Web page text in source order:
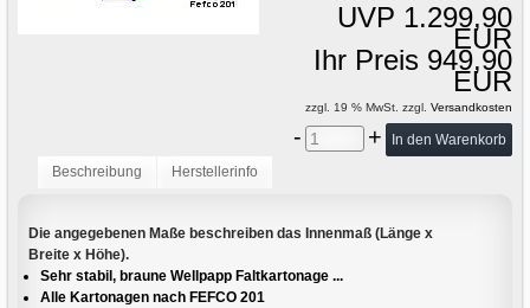
UVP 1.299,90
EUR
Ihr Preis 949,90
EUR
zzgl. 19 % MwSt. zzgl. Versandkosten
- +
Beschreibung Herstellerinfo
Die angegebenen Maße beschreiben das Innenmaß (Länge x
Breite x Höhe).
Sehr stabil, braune Wellpapp Faltkartonage ...
Alle Kartonagen nach FEFCO 201